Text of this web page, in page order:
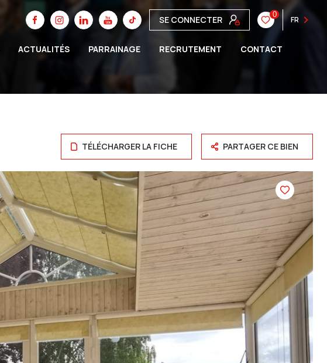
SE CONNECTER 0
FR
ACTUALITÉS PARRAINAGE RECRUTEMENT CONTACT
TÉLÉCHARGER LA FICHE PARTAGER CE BIEN